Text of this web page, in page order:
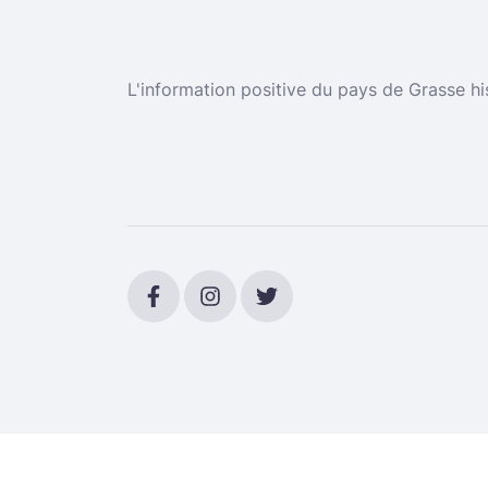
L'information positive du pays de Grasse